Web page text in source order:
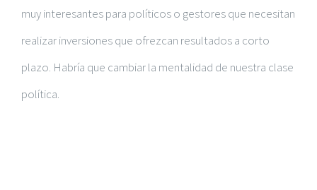
muy interesantes para políticos o gestores que necesitan
realizar inversiones que ofrezcan resultados a corto
plazo. Habría que cambiar la mentalidad de nuestra clase
política.